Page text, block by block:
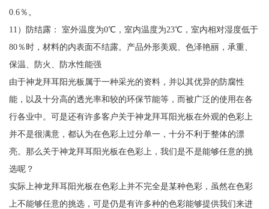
0.6％。
11）防结露： 室外温度为0℃，室内温度为23℃，室内相对湿度低于
80％时，材料的内表面不结露。产品外形美观、色泽艳丽，承重、
保温、防火、防水性能强
由于神龙拜耳阳光板属于一种采光的资料，并以其优异的防腐性
能，以及十分高的透光率和较的环保节能等，而被广泛的使用在各
行各业中。可是还有许多客户关于神龙拜耳阳光板在外观的色彩上
并不是很满意，都认为在色彩上过分单一，十分不利于整体的漂
亮。那么关于神龙拜耳阳光板在色彩上，我们是不是能够任意的挑
选呢？
实际上神龙拜耳阳光板在色彩上并不完全是某种色彩，虽然在色彩
上不能够任意的挑选，可是仍是有许多种的色彩能够提供我们来进